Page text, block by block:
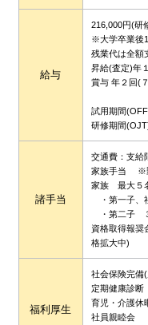
給与
216,000円(研
※大学卒業後
残業代は全額
昇給(査定)年
賞与 年２回(
試用期間
研修期間
諸手当
交通費：支給
家族手当 ※勤
家族 最大５
・第一子、
・第二子
資格取得報奨
格拡大中)
福利厚生
社会保険完備
定期健康診断
育児・介護休
社員親睦会